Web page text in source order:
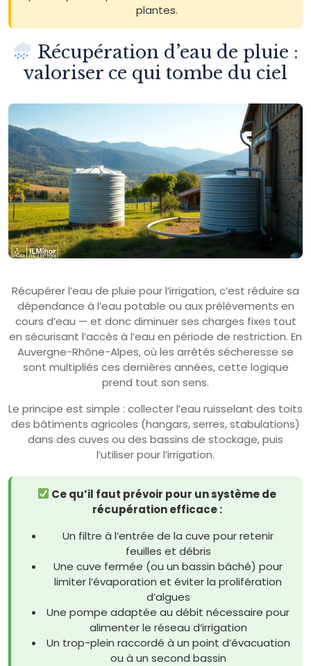
plantes.
Récupération d’eau de pluie :
valoriser ce qui tombe du ciel
Récupérer l’eau de pluie pour l’irrigation, c’est réduire sa
dépendance à l’eau potable ou aux prélèvements en
cours d’eau — et donc diminuer ses charges fixes tout
en sécurisant l’accès à l’eau en période de restriction. En
Auvergne-Rhône-Alpes, où les arrêtés sécheresse se
sont multipliés ces dernières années, cette logique
prend tout son sens.
Le principe est simple : collecter l’eau ruisselant des toits
des bâtiments agricoles (hangars, serres, stabulations)
dans des cuves ou des bassins de stockage, puis
l’utiliser pour l’irrigation.
Ce qu’il faut prévoir pour un système de
récupération efficace :
Un filtre à l’entrée de la cuve pour retenir
feuilles et débris
Une cuve fermée (ou un bassin bâché) pour
limiter l’évaporation et éviter la prolifération
d’algues
Une pompe adaptée au débit nécessaire pour
alimenter le réseau d’irrigation
Un trop-plein raccordé à un point d’évacuation
ou à un second bassin